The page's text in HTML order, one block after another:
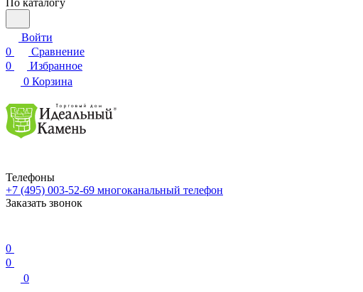
По каталогу
Войти
0
Сравнение
0
Избранное
0 Корзина
Телефоны
+7 (495) 003-52-69 многоканальный телефон
Заказать звонок
0
0
0